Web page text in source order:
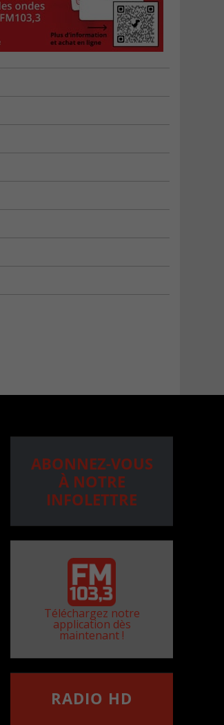
ABONNEZ-VOUS
À NOTRE
INFOLETTRE
Téléchargez notre
application dès
maintenant !
RADIO HD